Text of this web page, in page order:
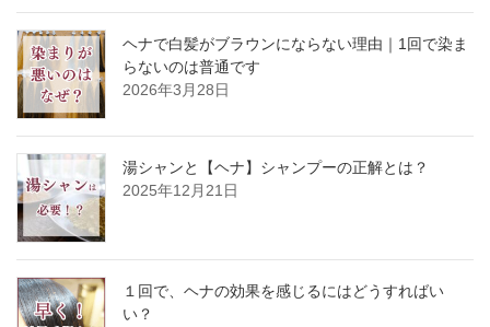
ヘナで白髪がブラウンにならない理由｜1回で染ま
らないのは普通です
2026年3月28日
湯シャンと【ヘナ】シャンプーの正解とは？
2025年12月21日
１回で、ヘナの効果を感じるにはどうすればい
い？